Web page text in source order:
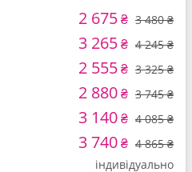
2 675₴ 3 480 ₴
3 265₴ 4 245 ₴
2 555₴ 3 325 ₴
2 880₴ 3 745 ₴
3 140₴ 4 085 ₴
3 740₴ 4 865 ₴
індивідуально